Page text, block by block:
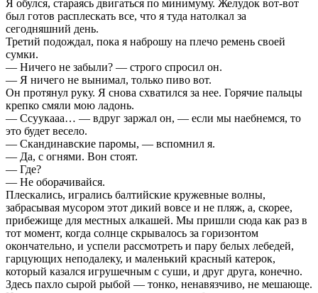
Я обулся, стараясь двигаться по минимуму. Желудок вот-вот
был готов расплескать все, что я туда натолкал за
сегодняшний день.
Третий подождал, пока я наброшу на плечо ремень своей
сумки.
— Ничего не забыли? — строго спросил он.
— Я ничего не вынимал, только пиво вот.
Он протянул руку. Я снова схватился за нее. Горячие пальцы
крепко смяли мою ладонь.
— Ссуукааа… — вдруг заржал он, — если мы наебнемся, то
это будет весело.
— Скандинавские паромы, — вспомнил я.
— Да, с огнями. Вон стоят.
— Где?
— Не оборачивайся.
Плескались, игрались балтийские кружевные волны,
забрасывая мусором этот дикий вовсе и не пляж, а, скорее,
прибежище для местных алкашей. Мы пришли сюда как раз в
тот момент, когда солнце скрывалось за горизонтом
окончательно, и успели рассмотреть и пару белых лебедей,
гарцующих неподалеку, и маленький красный катерок,
который казался игрушечным с суши, и друг друга, конечно.
Здесь пахло сырой рыбой — тонко, ненавязчиво, не мешающе.